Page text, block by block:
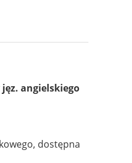
jęz. angielskiego
dostępna